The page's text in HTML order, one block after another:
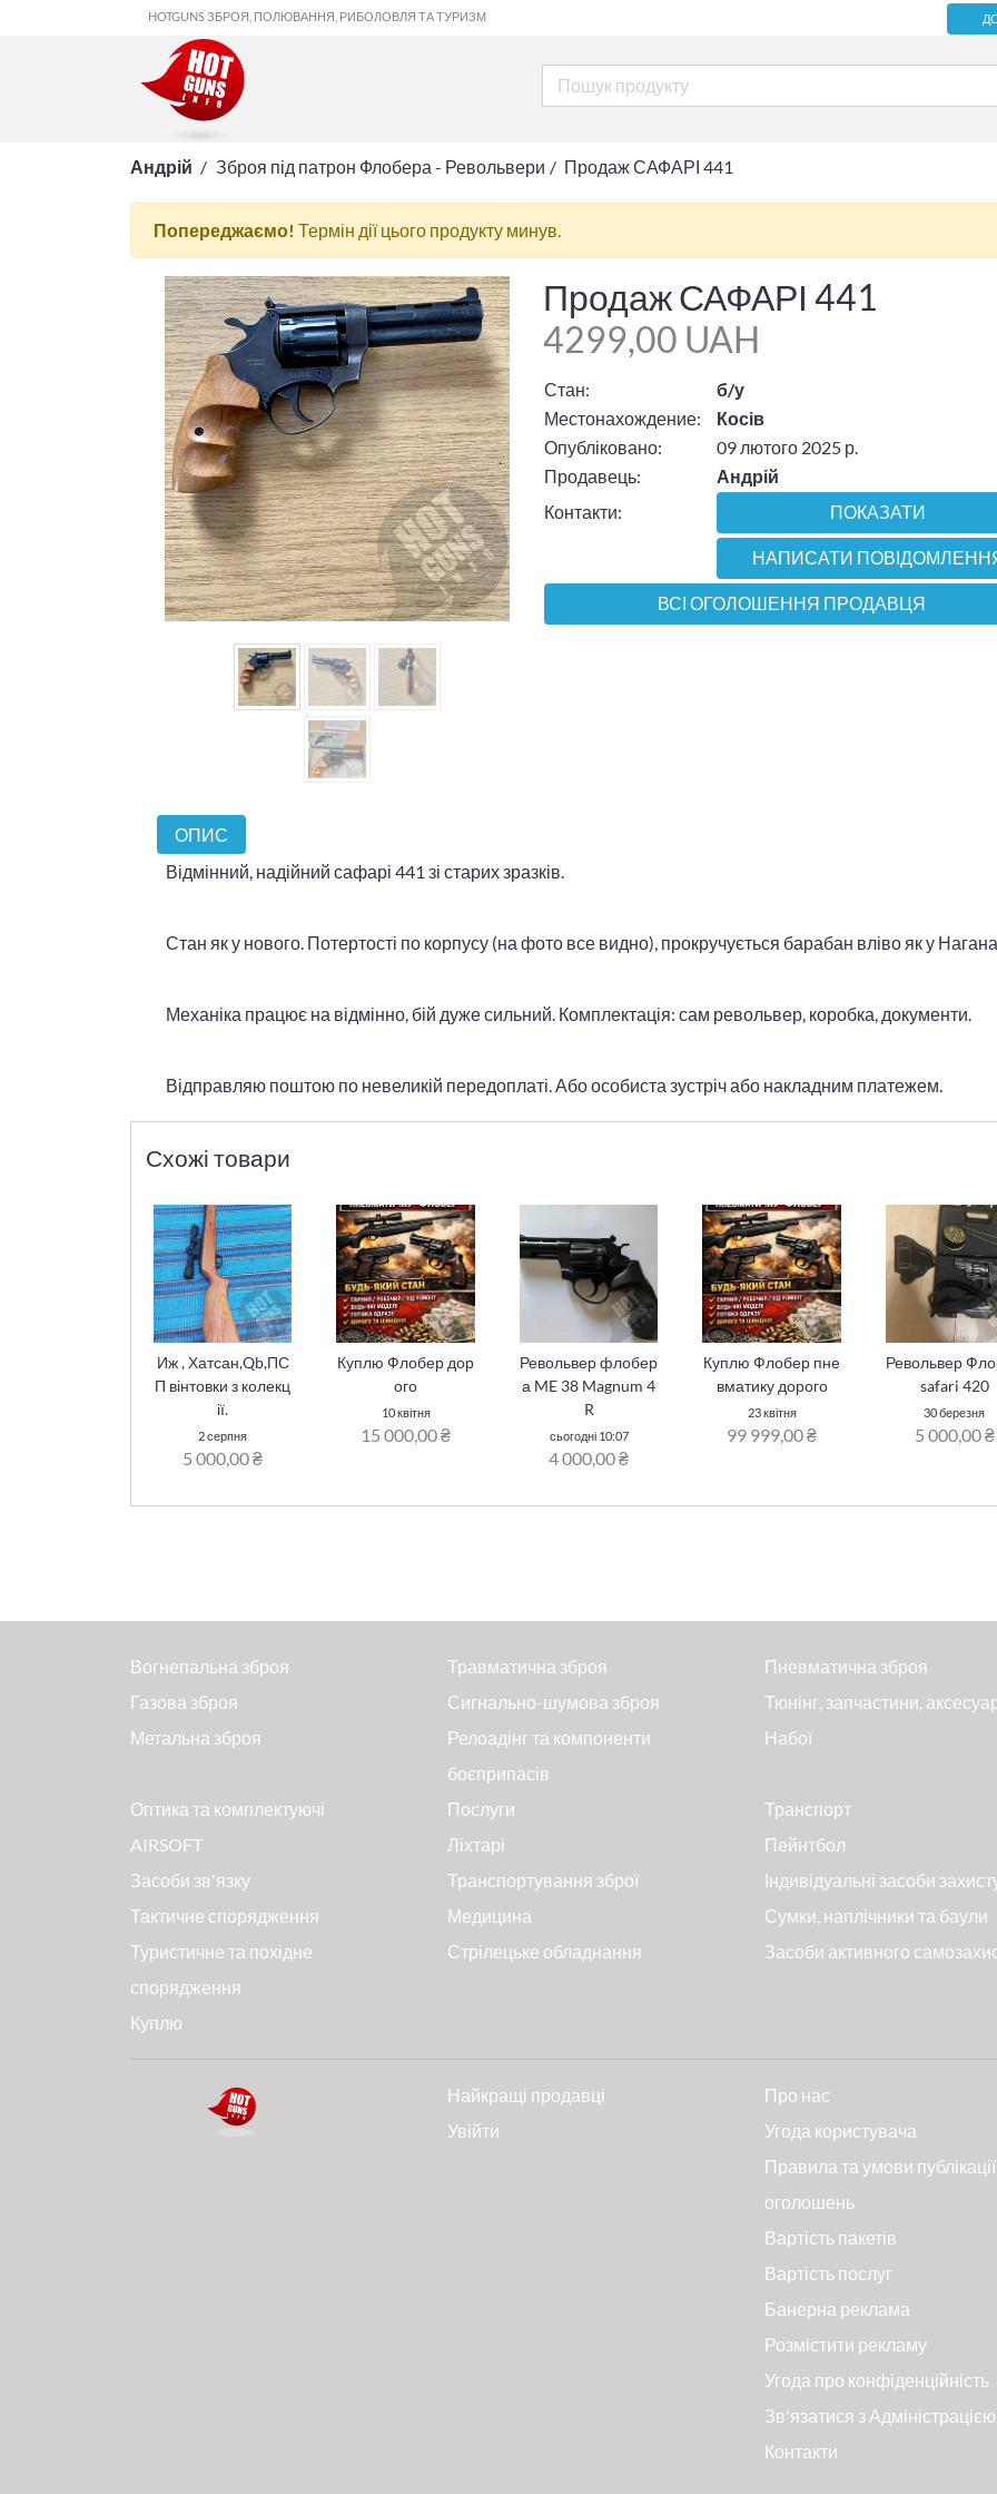
HOTGUNS ЗБРОЯ, ПОЛЮВАННЯ, РИБОЛОВЛЯ ТА ТУРИЗМ
Андрій Зброя під патрон Флобера - Револьвери Продаж САФАРІ 441
Попереджаємо! Термін дії цього продукту минув.
Продаж САФАРІ 441
4299,00 UAH
Стан:
б/у
Местонахождение:
Косів
Опубліковано:
09 лютого 2025 р.
Продавець:
Андрій
Контакти:
ПОКАЗАТИ
НАПИСАТИ
ВСІ ОГОЛОШЕННЯ ПРОДАВЦЯ
ОПИС
Відмінний, надійний сафарі 441 зі старих зразків.
Стан як у нового. Потертості по корпусу (на фото все видно), прокручується барабан вліво як у
Механіка працює на відмінно, бій дуже сильний. Комплектація: сам револьвер, коробка, документи.
Відправляю поштою по невеликій передоплаті. Або особиста зустріч або накладним платежем.
Схожі товари
Иж , Хатсан,Qb,ПС
П вінтовки з колекц
ії.
2 серпня
5 000,00 ₴
Куплю Флобер дор
ого
10 квітня
15 000,00 ₴
Револьвер флобер
а ME 38 Magnum 4
R
сьогодні 10:07
4 000,00 ₴
Куплю Флобер пне
вматику дорого
23 квітня
99 999,00 ₴
Револьвер
safari 420
30 березня
5 000,00 ₴
Вогнепальна зброя Травматична зброя
Пневматична зброя
Газова зброя
Сигнально-шумова зброя
Тюнінг, запчастини,
Метальна зброя
Релоадінг та компоненти
боєприпасів
Набої
Оптика та комплектуючі Послуги
Транспорт
AIRSOFT
Ліхтарі
Пейнтбол
Засоби зв'язку
Транспортування зброї
Індивідуальні засоби
Тактичне спорядження
Медицина
Сумки, наплічники та баули
Туристичне та похідне
спорядження
Стрілецьке обладнання Засоби активного
Куплю
Найкращі продавці
Увійти
Про нас
Угода користувача
Правила та умови публікації
оголошень
Вартість пакетів
Вартість послуг
Банерна реклама
Розмістити рекламу
Угода про конфіденційність
Зв'язатися з Адміністрацією
Контакти